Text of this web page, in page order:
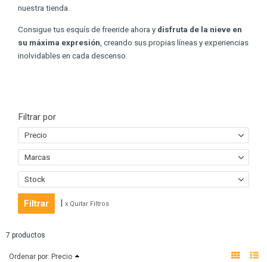
nuestra tienda.
Consigue tus esquís de freeride ahora y disfruta de la nieve en
su máxima expresión , creando sus propias líneas y experiencias
inolvidables en cada descenso.
Filtrar por
Precio
Marcas
Stock
| x Quitar Filtros
7 productos
Ordenar por: Precio